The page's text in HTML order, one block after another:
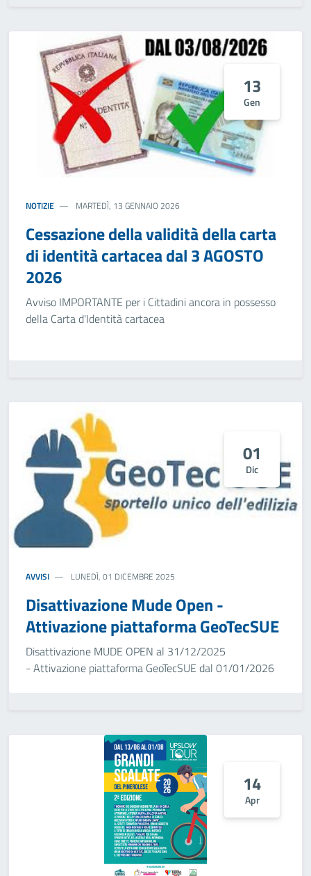
13
Gen
NOTIZIE MARTEDÌ, 13 GENNAIO 2026
Cessazione della validità della carta
di identità cartacea dal 3 AGOSTO
2026
Avviso IMPORTANTE per i Cittadini ancora in possesso
della Carta d'Identità cartacea
01
Dic
AVVISI LUNEDÌ, 01 DICEMBRE 2025
Disattivazione Mude Open -
Attivazione piattaforma GeoTecSUE
Disattivazione MUDE OPEN al 31/12/2025
- Attivazione piattaforma GeoTecSUE dal 01/01/2026
14
Apr